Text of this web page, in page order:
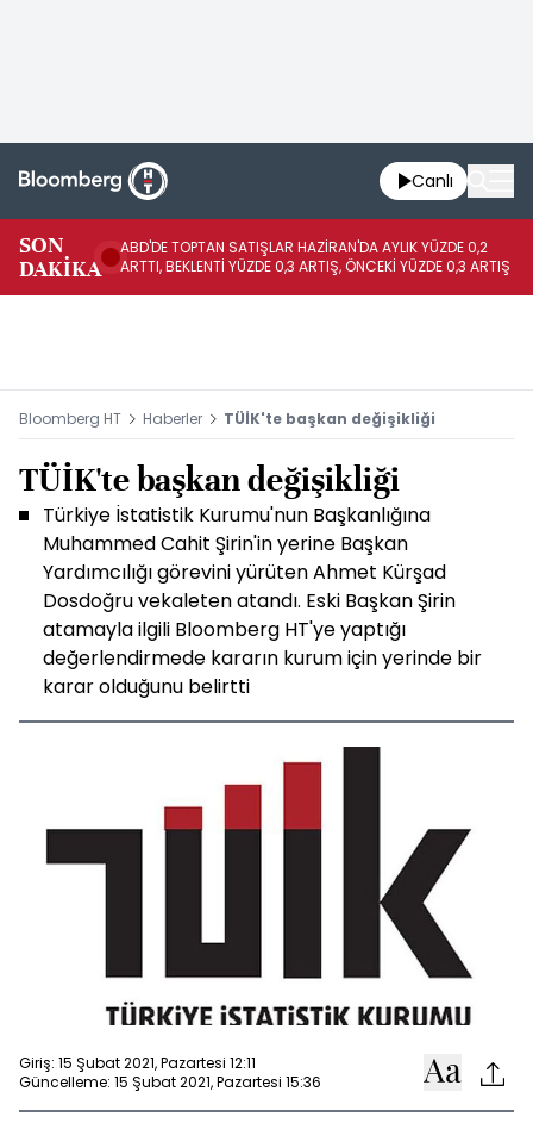
Canlı
SON
DAKİKA
ABD'DE TOPTAN SATIŞLAR HAZİRAN'DA AYLIK YÜZDE 0,2
ARTTI, BEKLENTİ YÜZDE 0,3 ARTIŞ, ÖNCEKİ YÜZDE 0,3 ARTIŞ
Bloomberg HT Haberler TÜİK'te başkan değişikliği
TÜİK'te başkan değişikliği
Türkiye İstatistik Kurumu'nun Başkanlığına
Muhammed Cahit Şirin'in yerine Başkan
Yardımcılığı görevini yürüten Ahmet Kürşad
Dosdoğru vekaleten atandı. Eski Başkan Şirin
atamayla ilgili Bloomberg HT'ye yaptığı
değerlendirmede kararın kurum için yerinde bir
karar olduğunu belirtti
Giriş: 15 Şubat 2021, Pazartesi 12:11
Güncelleme: 15 Şubat 2021, Pazartesi 15:36